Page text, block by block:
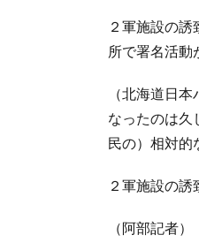
２軍施設の
所で署名活動
（北海道日
なったのは久
民の）相対的
２軍施設の
（阿部記者